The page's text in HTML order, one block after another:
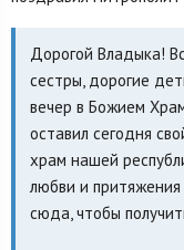
Дорогой Владыка!
сестры, дорогие
вечер в Божием
оставил сегодня
храм нашей
любви и
сюда, чтобы